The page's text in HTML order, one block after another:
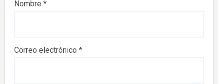
Nombre *
Correo electrónico *